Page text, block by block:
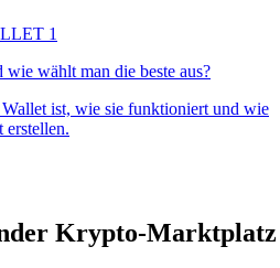
wählt man die beste aus?
ist, wie sie funktioniert und wie
erstellen.
Krypto-Marktplatz